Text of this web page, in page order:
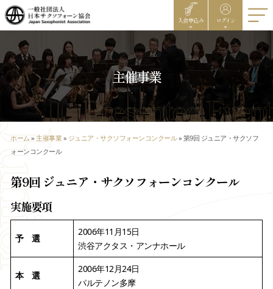
入会申込み ログイン
主催事業
ホーム » 主催事業» ジュニア・サクソフォーンコンクール» 第9回 ジュニア・サクソフ
ォーンコンクール
第9回 ジュニア・サクソフォーンコンクール
実施要項
予 選
2006年11月15日
渋谷アクタス・アンナホール
本 選
2006年12月24日
パルテノン多摩